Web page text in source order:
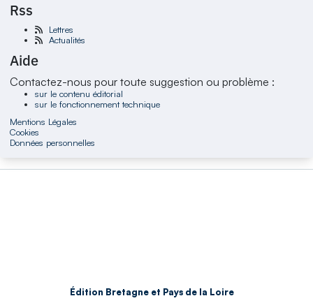
Rss
Lettres
Actualités
Aide
Contactez-nous pour toute suggestion ou problème :
sur le contenu éditorial
sur le fonctionnement technique
Mentions Légales
Cookies
Données personnelles
Édition Bretagne et Pays de la Loire